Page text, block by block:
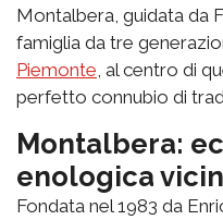
Montalbera, guidata da
famiglia da tre
Piemonte , al centro di
perfetto connubio di
Montalbera:
enologica
Fondata nel 1983 da